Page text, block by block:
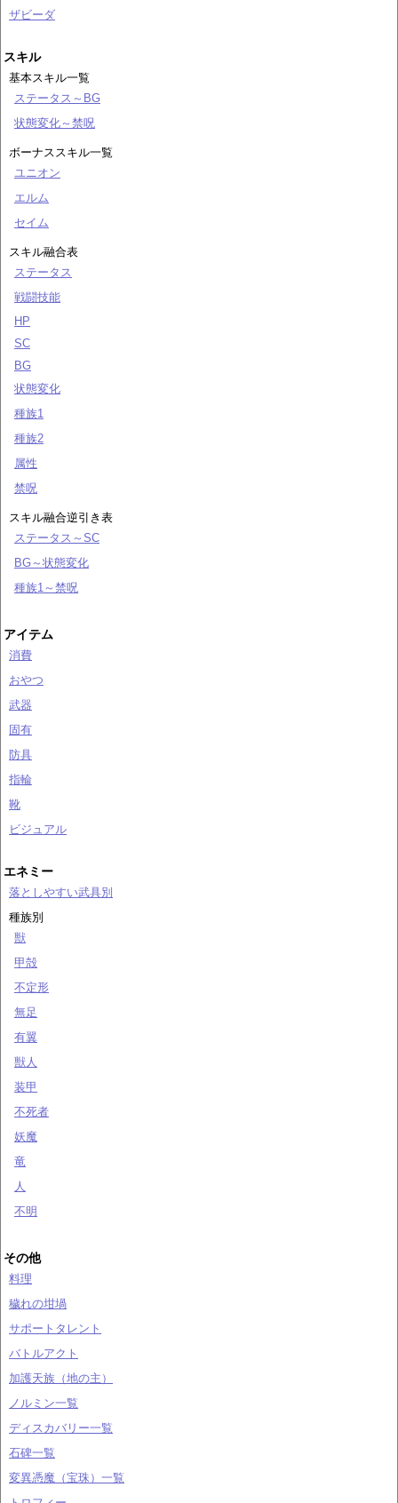
ザビーダ
スキル
基本スキル一覧
ステータス～BG
状態変化～禁呪
ボーナススキル一覧
ユニオン
エルム
セイム
スキル融合表
ステータス
戦闘技能
HP
SC
BG
状態変化
種族1
種族2
属性
禁呪
スキル融合逆引き表
ステータス～SC
BG～状態変化
種族1～禁呪
アイテム
消費
おやつ
武器
固有
防具
指輪
靴
ビジュアル
エネミー
落としやすい武具別
種族別
獣
甲殻
不定形
無足
有翼
獣人
装甲
不死者
妖魔
竜
人
不明
その他
料理
穢れの坩堝
サポートタレント
バトルアクト
加護天族（地の主）
ノルミン一覧
ディスカバリー一覧
石碑一覧
変異憑魔（宝珠）一覧